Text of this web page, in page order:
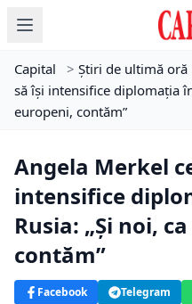
Capital > Știri de ultimă oră
să își intensifice diplomația
europeni, contăm”
Angela Merkel
intensifice
Rusia: „Și noi,
contăm”
Facebook Telegram